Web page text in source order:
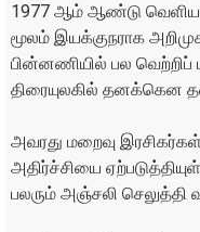
1977 ஆம் ஆண்டு
மூலம் இயக்குநராக
பின்னணியில் பல வெற்றிப்
திரையுலகில் தனக்கென
அவரது மறைவு
அதிர்ச்சியை
பலரும் அஞ்சலி செலுத்தி